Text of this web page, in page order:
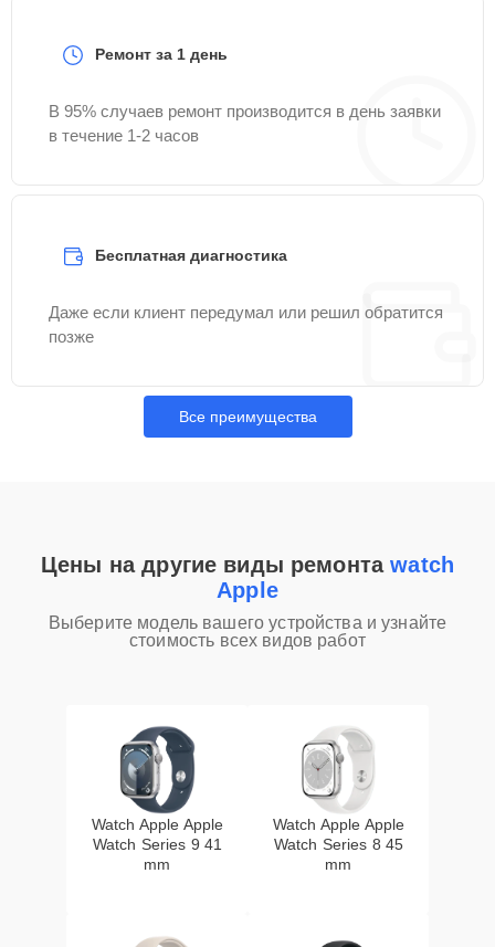
Ремонт за 1 день
В 95% случаев ремонт производится в день заявки
в течение 1-2 часов
Бесплатная диагностика
Даже если клиент передумал или решил обратится
позже
Все преимущества
Цены на другие виды ремонтаwatch
Apple
Выберите модель вашего устройства и узнайте
стоимость всех видов работ
Watch Apple Apple
Watch Series 9 41
mm
Watch Apple Apple
Watch Series 8 45
mm